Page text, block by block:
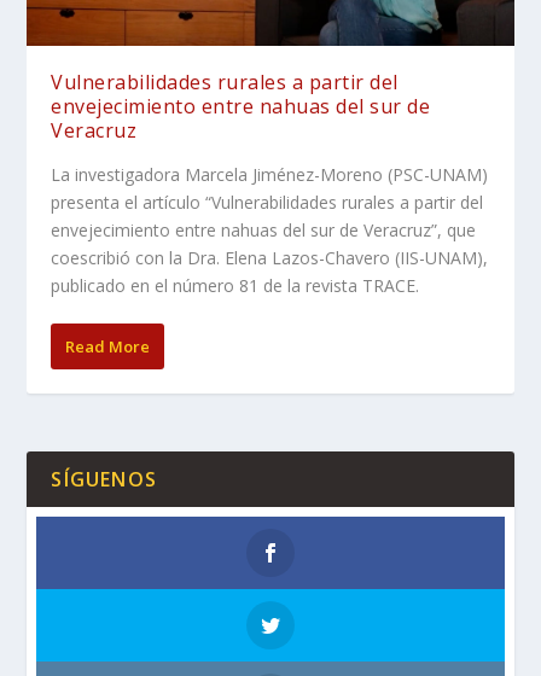
Vulnerabilidades rurales a partir del
envejecimiento entre nahuas del sur de
Veracruz
La investigadora Marcela Jiménez-Moreno (PSC-UNAM)
presenta el artículo “Vulnerabilidades rurales a partir del
envejecimiento entre nahuas del sur de Veracruz”, que
coescribió con la Dra. Elena Lazos-Chavero (IIS-UNAM),
publicado en el número 81 de la revista TRACE.
Read More
SÍGUENOS